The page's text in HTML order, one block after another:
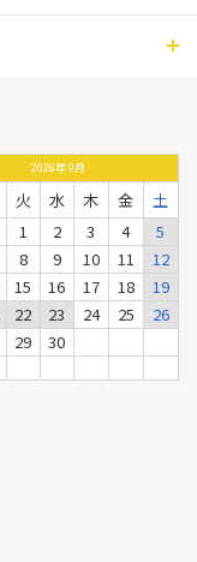
2026年9月
火 水 木 金
土
1
2 3 4
5
8 9 10 11
12
15 16 17 18
19
22 23 24 25
26
29 30